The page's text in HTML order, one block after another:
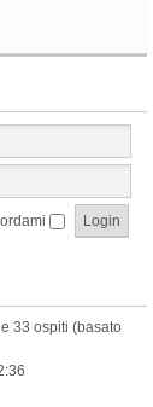
33 ospiti (basato